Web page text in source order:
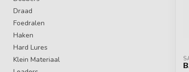
Draad
Foedralen
Haken
Hard Lures
Klein Materiaal